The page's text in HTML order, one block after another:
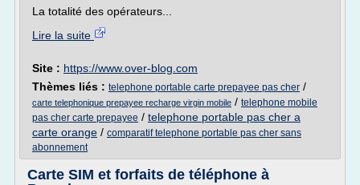
La totalité des opérateurs...
Lire la suite
Site : https://www.over-blog.com
Thèmes liés : telephone portable carte prepayee pas cher /
carte telephonique prepayee recharge virgin mobile / telephone mobile
pas cher carte prepayee / telephone portable pas cher a
carte orange / comparatif telephone portable pas cher sans
abonnement
Carte SIM et forfaits de téléphone à